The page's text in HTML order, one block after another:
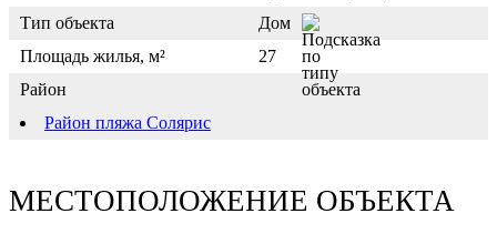
Тип объекта
Дом
Площадь жилья, м²
27
Район
Район пляжа Солярис
МЕСТОПОЛОЖЕНИЕ ОБЪЕКТА